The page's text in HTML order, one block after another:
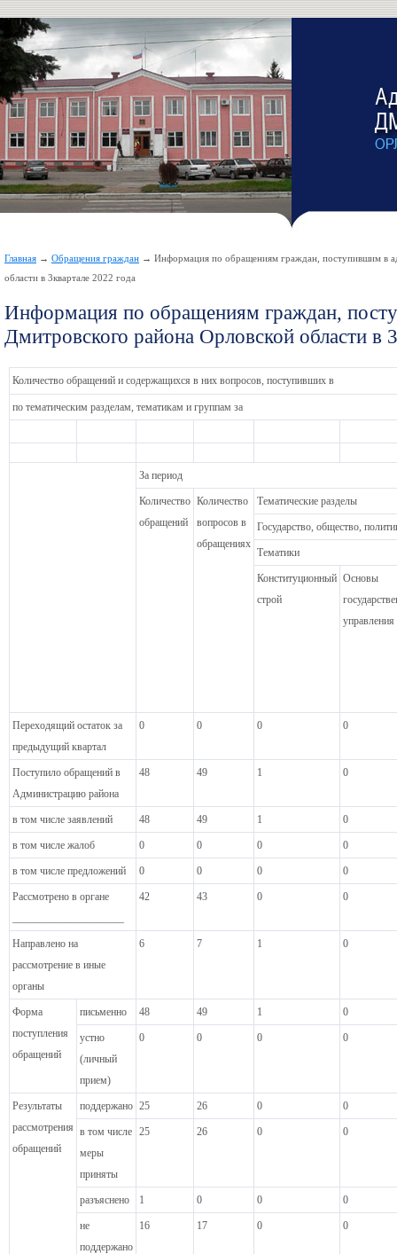
Главная → Обращения граждан → Информация по обращениям граждан, поступившим в
области в 3квартале 2022 года
Информация по обращениям граждан,
Дмитровского района Орловской области в
Количество обращений и содержащихся в них вопросов, поступивших в
по тематическим разделам, тематикам и группам за
За период
Количество
обращений
Количество
вопросов в
обращениях
Тематические разделы
Государство, общество,
Тематики
Конституционный
строй
Основы
управления
Переходящий остаток за
предыдущий квартал
0 0 0 0
Поступило обращений в
Администрацию района
48 49 1 0
в том числе заявлений 48 49 1 0
в том числе жалоб 0 0 0 0
в том числе предложений 0 0 0 0
Рассмотрено в органе
42 43 0 0
Направлено на
рассмотрение в иные
органы
6 7 1 0
Форма
поступления
обращений
письменно 48 49 1 0
устно
(личный
прием)
0 0 0 0
Результаты
рассмотрения
обращений
поддержано 25 26 0 0
в том числе
меры
приняты
25 26 0 0
разъяснено 1 0 0 0
не
поддержано
16 17 0 0